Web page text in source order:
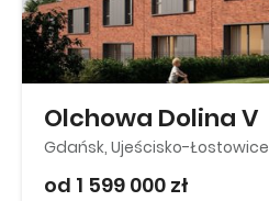
Olchowa Dolina V
Gdańsk, Ujeścisko-Łostowice
od 1 599 000 zł